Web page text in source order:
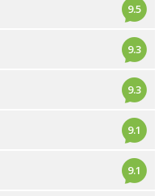
9.5
9.3
9.3
9.1
9.1